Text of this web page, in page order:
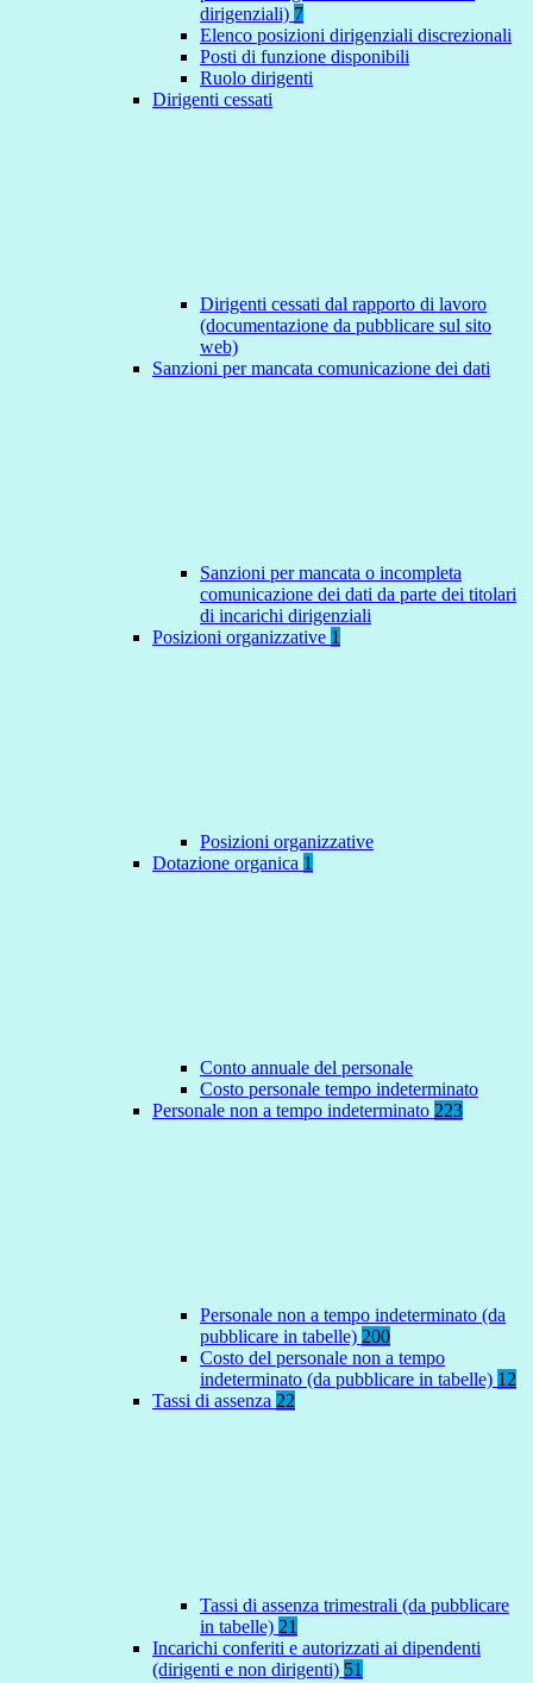
dirigenziali) 7
Elenco posizioni dirigenziali discrezionali
Posti di funzione disponibili
Ruolo dirigenti
Dirigenti cessati
Dirigenti cessati dal rapporto di lavoro
(documentazione da pubblicare sul sito
web)
Sanzioni per mancata comunicazione dei dati
Sanzioni per mancata o incompleta
comunicazione dei dati da parte dei titolari
di incarichi dirigenziali
Posizioni organizzative 1
Posizioni organizzative
Dotazione organica 1
Conto annuale del personale
Costo personale tempo indeterminato
Personale non a tempo indeterminato 223
Personale non a tempo indeterminato (da
pubblicare in tabelle) 200
Costo del personale non a tempo
indeterminato (da pubblicare in tabelle) 12
Tassi di assenza 22
Tassi di assenza trimestrali (da pubblicare
in tabelle) 21
Incarichi conferiti e autorizzati ai dipendenti
(dirigenti e non dirigenti) 51